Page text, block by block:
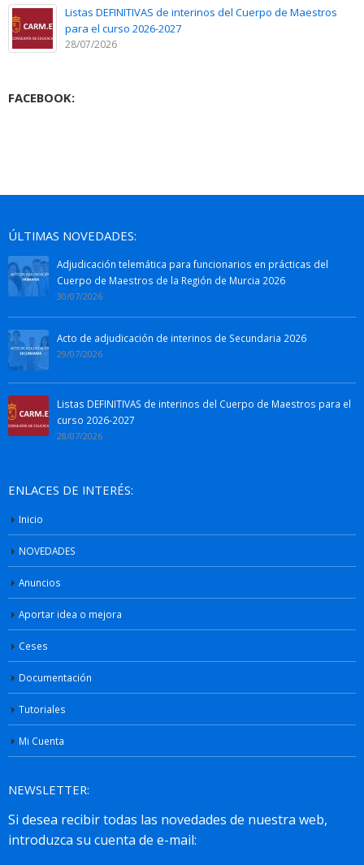
Listas DEFINITIVAS de interinos del Cuerpo de Maestros
para el curso 2026-2027
28/07/2026
FACEBOOK:
ÚLTIMAS NOVEDADES:
Adjudicación telemática para funcionarios en prácticas del
Cuerpo de Maestros de la Región de Murcia 2026
30/07/2026
Acto de adjudicación de interinos de Secundaria 2026
29/07/2026
Listas DEFINITIVAS de interinos del Cuerpo de Maestros para el
curso 2026-2027
28/07/2026
ENLACES DE INTERÉS:
Inicio
NOVEDADES
Anuncios
Aportar idea o mejora
Ceses
Documentación
Tutoriales
Mi Cuenta
NEWSLETTER: